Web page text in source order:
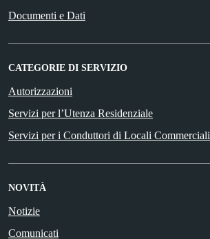
Documenti e Dati
CATEGORIE DI SERVIZIO
Autorizzazioni
Servizi per l’Utenza Residenziale
Servizi per i Conduttori di Locali Commerciali
NOVITÀ
Notizie
Comunicati